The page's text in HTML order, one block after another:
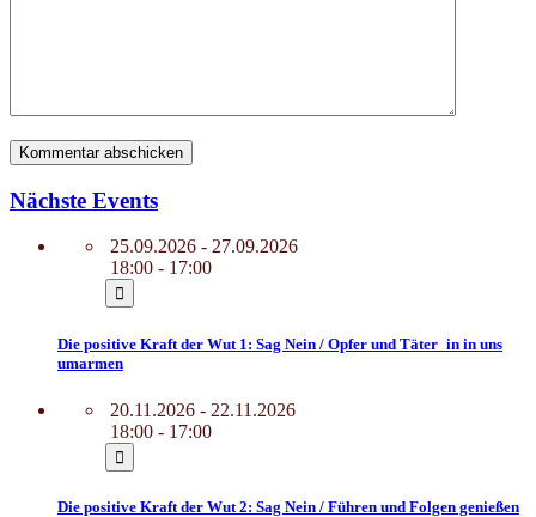
Nächste Events
25.09.2026 - 27.09.2026
18:00 - 17:00
Die positive Kraft der Wut 1: Sag Nein / Opfer und Täter_in in uns
umarmen
20.11.2026 - 22.11.2026
18:00 - 17:00
Die positive Kraft der Wut 2: Sag Nein / Führen und Folgen genießen